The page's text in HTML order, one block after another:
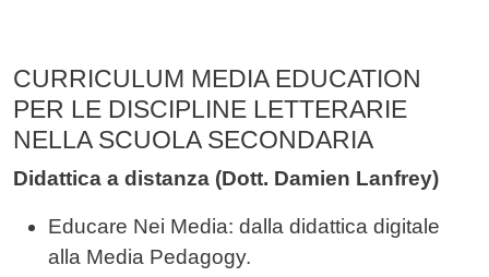
CURRICULUM MEDIA EDUCATION
PER LE DISCIPLINE LETTERARIE
NELLA SCUOLA SECONDARIA
Didattica a distanza (Dott. Damien Lanfrey)
Educare Nei Media: dalla didattica digitale
alla Media Pedagogy.